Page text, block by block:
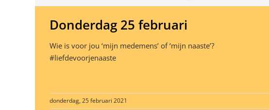
Donderdag 25 februari
Wie is voor jou ‘mijn medemens’ of ‘mijn naaste’?
#liefdevoorjenaaste
donderdag, 25 februari 2021